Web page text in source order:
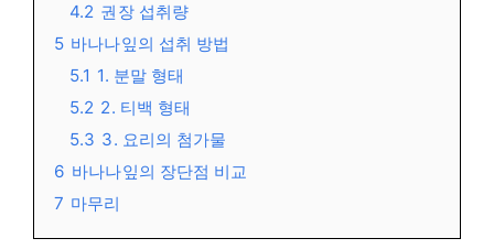
4.2 권장 섭취량
5 바나나잎의 섭취 방법
5.1 1. 분말 형태
5.2 2. 티백 형태
5.3 3. 요리의 첨가물
6 바나나잎의 장단점 비교
7 마무리